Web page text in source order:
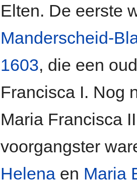
Elten. De eerste
Manderscheid-
1603, die een
Francisca I. Nog
Maria Francisca
voorgangster
Helena en Maria